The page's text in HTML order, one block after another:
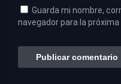
Guarda mi nombre,
navegador para la